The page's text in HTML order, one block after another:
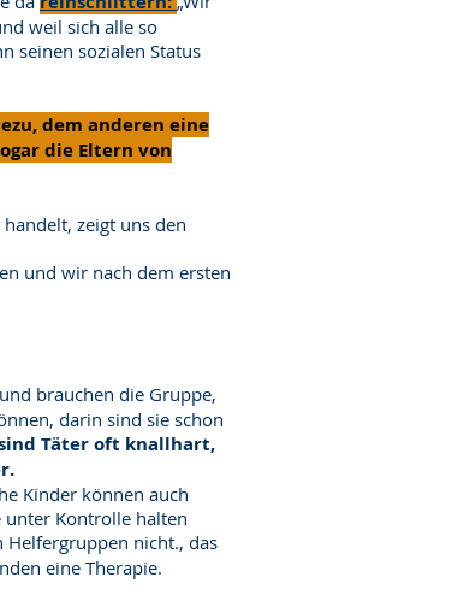
weil sich alle so
seinen sozialen Status
dem anderen eine
die Eltern von
zeigt uns den
und wir nach dem ersten
brauchen die Gruppe,
darin sind sie schon
Täter oft knallhart,
Kinder können auch
unter Kontrolle halten
Helfergruppen nicht., das
eine Therapie.